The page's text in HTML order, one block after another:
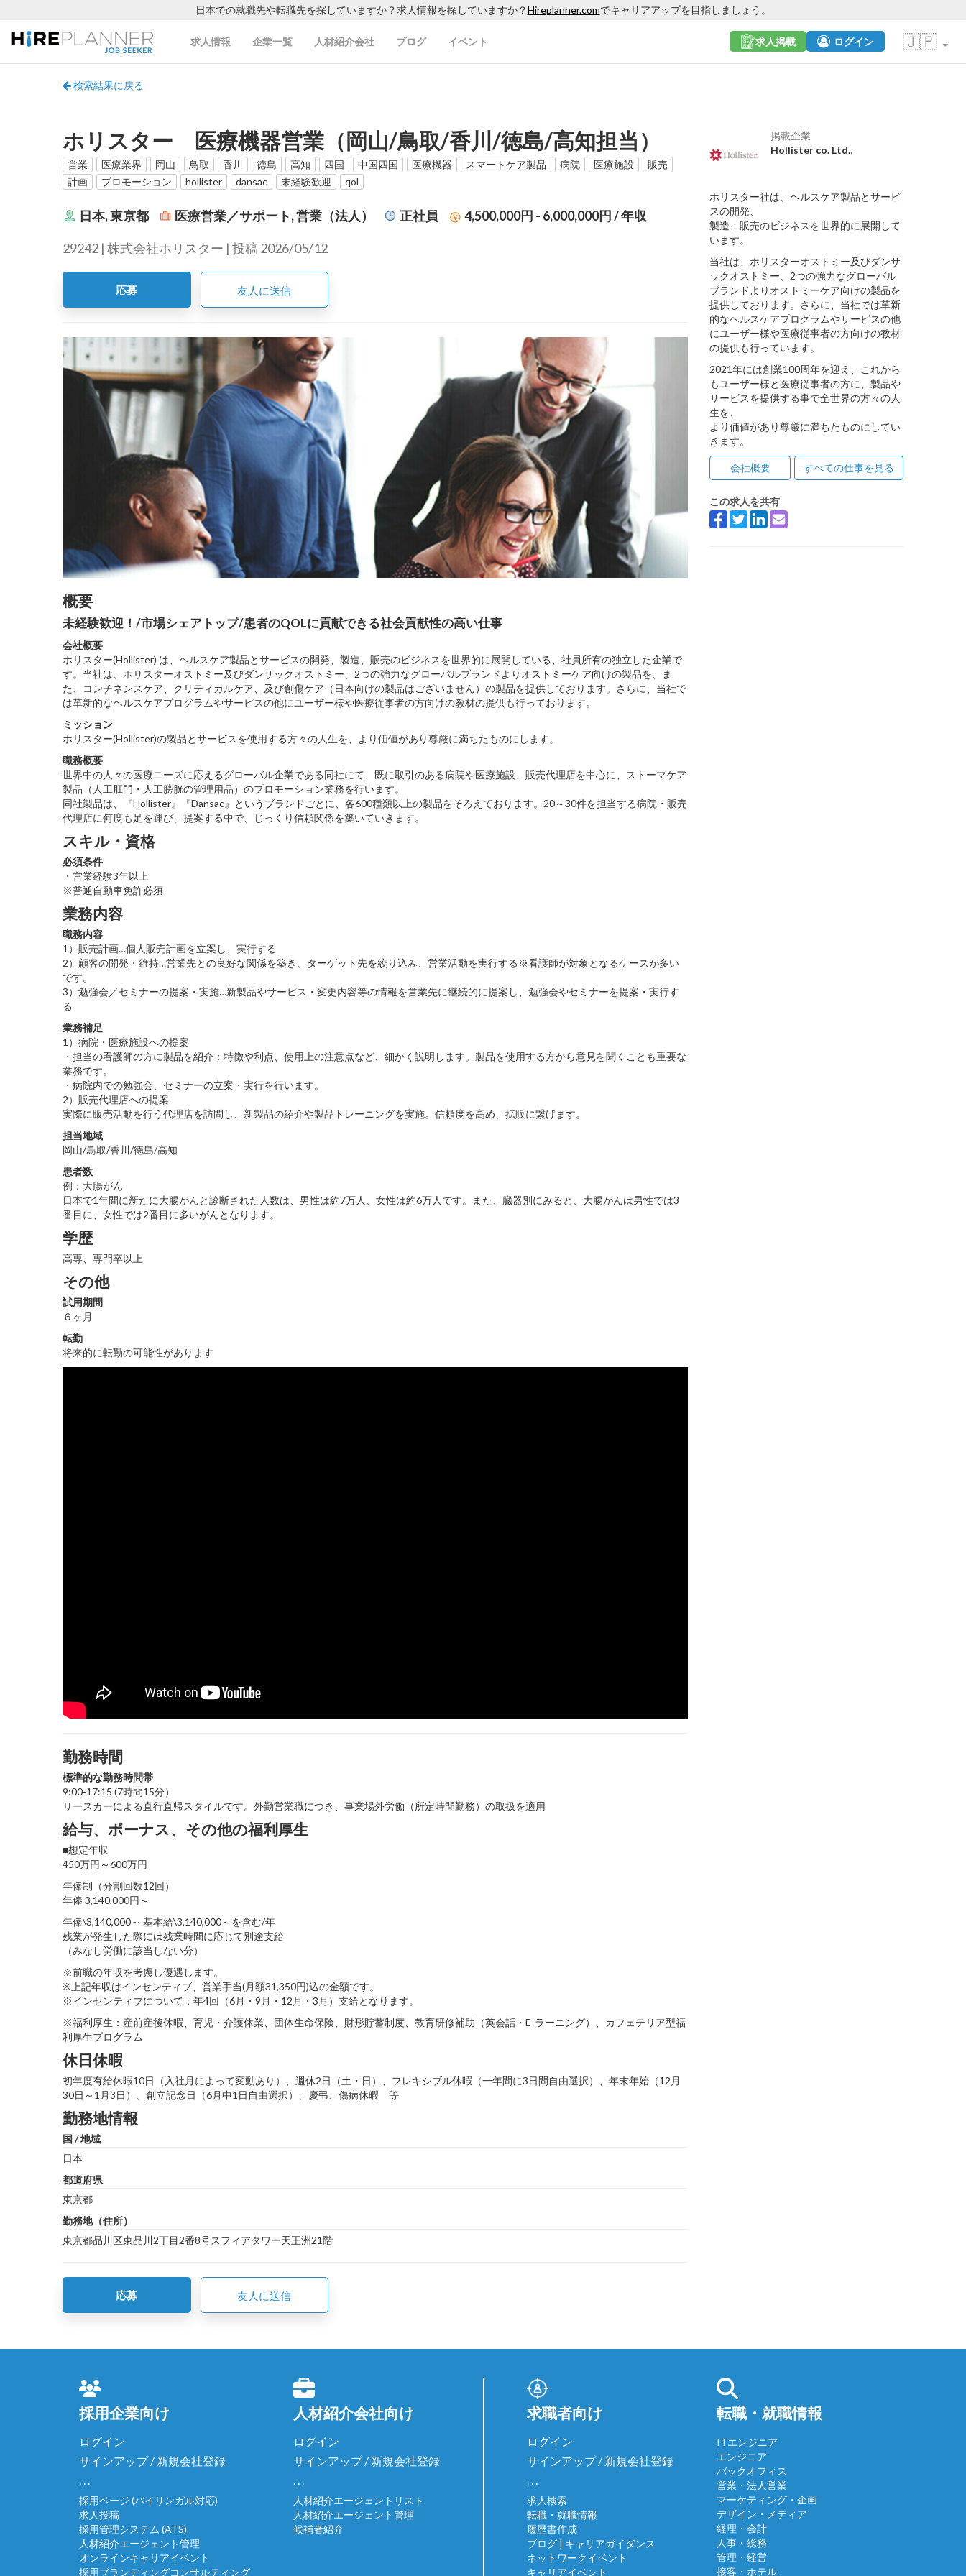
日本での就職先や転職先を探していますか？求人情報を探していますか？Hireplanner.comでキャリアアップを目指しましょう。
求人情報 企業一覧 人材紹介会社 ブログ イベント 🇯🇵
求人掲載 ログイン
検索結果に戻る
ホリスター 医療機器営業（岡山/鳥取/香川/徳島/高知担当）
営業 医療業界 岡山 鳥取 香川 徳島 高知 四国 中国四国 医療機器 スマートケア製品 病院 医療施設
販売
計画
プロモーション hollister dansac 未経験歓迎 qol
日本, 東京都 医療営業／サポート, 営業（法人） 正社員 4,500,000円 - 6,000,000円/ 年収
29242 | 株式会社ホリスター | 投稿 2026/05/12
応募 友人に送信
概要
未経験歓迎！/市場シェアトップ/患者のQOLに貢献できる社会貢献性の高い仕事
会社概要
ホリスター(Hollister) は、ヘルスケア製品とサービスの開発、製造、販売のビジネスを世界的に展開している、社員所有の独立した企業で
す。当社は、ホリスターオストミー及びダンサックオストミー、2つの強力なグローバルブランドよりオストミーケア向けの製品を、ま
た、コンチネンスケア、クリティカルケア、及び創傷ケア（日本向けの製品はございません）の製品を提供しております。さらに、当社で
は革新的なヘルスケアプログラムやサービスの他にユーザー様や医療従事者の方向けの教材の提供も行っております。
ミッション
ホリスター(Hollister)の製品とサービスを使用する方々の人生を、より価値があり尊厳に満ちたものにします。
職務概要
世界中の人々の医療ニーズに応えるグローバル企業である同社にて、既に取引のある病院や医療施設、販売代理店を中心に、ストーマケア
製品（人工肛門・人工膀胱の管理用品）のプロモーション業務を行います。
同社製品は、『Hollister』『Dansac』というブランドごとに、各600種類以上の製品をそろえております。20～30件を担当する病院・販売
代理店に何度も足を運び、提案する中で、じっくり信頼関係を築いていきます。
スキル・資格
必須条件
・営業経験3年以上
※普通自動車免許必須
業務内容
職務内容
1）販売計画…個人販売計画を立案し、実行する
2）顧客の開発・維持…営業先との良好な関係を築き、ターゲット先を絞り込み、営業活動を実行する※看護師が対象となるケースが多い
です。
3）勉強会／セミナーの提案・実施…新製品やサービス・変更内容等の情報を営業先に継続的に提案し、勉強会やセミナーを提案・実行す
る
業務補足
1）病院・医療施設への提案
・担当の看護師の方に製品を紹介：特徴や利点、使用上の注意点など、細かく説明します。製品を使用する方から意見を聞くことも重要な
業務です。
・病院内での勉強会、セミナーの立案・実行を行います。
2）販売代理店への提案
実際に販売活動を行う代理店を訪問し、新製品の紹介や製品トレーニングを実施。信頼度を高め、拡販に繋げます。
担当地域
岡山/鳥取/香川/徳島/高知
患者数
例：大腸がん
日本で1年間に新たに大腸がんと診断された人数は、男性は約7万人、女性は約6万人です。また、臓器別にみると、大腸がんは男性では3
番目に、女性では2番目に多いがんとなります。
学歴
高専、専門卒以上
その他
試用期間
６ヶ月
転勤
将来的に転勤の可能性があります
勤務時間
標準的な勤務時間帯
9:00-17:15 (7時間15分）
リースカーによる直行直帰スタイルです。外勤営業職につき、事業場外労働（所定時間勤務）の取扱を適用
給与、ボーナス、その他の福利厚生
■想定年収
450万円～600万円
年俸制（分割回数12回）
年俸 3,140,000円～
年俸\3,140,000～ 基本給\3,140,000～を含む/年
残業が発生した際には残業時間に応じて別途支給
（みなし労働に該当しない分）
※前職の年収を考慮し優遇します。
※上記年収はインセンティブ、営業手当(月額31,350円)込の金額です。
※インセンティブについて：年4回（6月・9月・12月・3月）支給となります。
※福利厚生：産前産後休暇、育児・介護休業、団体生命保険、財形貯蓄制度、教育研修補助（英会話・E-ラーニング）、カフェテリア型福
利厚生プログラム
休日休暇
初年度有給休暇10日（入社月によって変動あり）、週休2日（土・日）、フレキシブル休暇（一年間に3日間自由選択）、年末年始（12月
30日～1月3日）、創立記念日（6月中1日自由選択）、慶弔、傷病休暇 等
勤務地情報
国 / 地域
日本
都道府県
東京都
勤務地（住所）
東京都品川区東品川2丁目2番8号スフィアタワー天王洲21階
応募 友人に送信
掲載企業
Hollister co. Ltd.,
ホリスター社は、ヘルスケア製品とサービ
スの開発、
製造、販売のビジネスを世界的に展開して
います。
当社は、ホリスターオストミー及びダンサ
ックオストミー、2つの強力なグローバル
ブランドよりオストミーケア向けの製品を
提供しております。さらに、当社では革新
的なヘルスケアプログラムやサービスの他
にユーザー様や医療従事者の方向けの教材
の提供も行っています。
2021年には創業100周年を迎え、これから
もユーザー様と医療従事者の方に、製品や
サービスを提供する事で全世界の方々の人
生を、
より価値があり尊厳に満ちたものにしてい
きます。
会社概要 すべての仕事を見る
この求人を共有
採用企業向け
ログイン
サインアップ / 新規会社登録
. . .
採用ページ (バイリンガル対応)
求人投稿
採用管理システム (ATS)
人材紹介エージェント管理
オンラインキャリアイベント
採用ブランディングコンサルティング
人材紹介会社向け
ログイン
サインアップ / 新規会社登録
. . .
人材紹介エージェントリスト
人材紹介エージェント管理
候補者紹介
求職者向け
ログイン
サインアップ / 新規会社登録
. . .
求人検索
転職・就職情報
履歴書作成
ブログ | キャリアガイダンス
ネットワークイベント
キャリアイベント
転職・就職情報
ITエンジニア
エンジニア
バックオフィス
営業・法人営業
マーケティング・企画
デザイン・メディア
経理・会計
人事・総務
管理・経営
接客・ホテル